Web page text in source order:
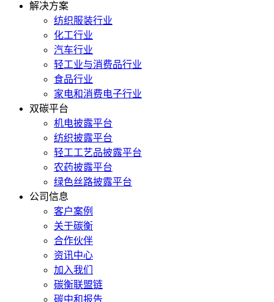
解决方案
纺织服装行业
化工行业
汽车行业
轻工业与消费品行业
食品行业
家电和消费电子行业
双碳平台
机电披露平台
纺织披露平台
轻工工艺品披露平台
农药披露平台
绿色丝路披露平台
公司信息
客户案例
关于碳衡
合作伙伴
资讯中心
加入我们
碳衡联盟链
碳中和报告